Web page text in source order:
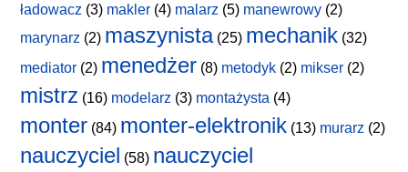
ładowacz (3) makler (4) malarz (5) manewrowy (2)
marynarz (2) maszynista(25) mechanik (32)
mediator (2) menedżer (8) metodyk (2) mikser (2)
mistrz (16) modelarz (3) montażysta (4)
monter (84) monter-elektronik (13) murarz (2)
nauczyciel (58) nauczyciel